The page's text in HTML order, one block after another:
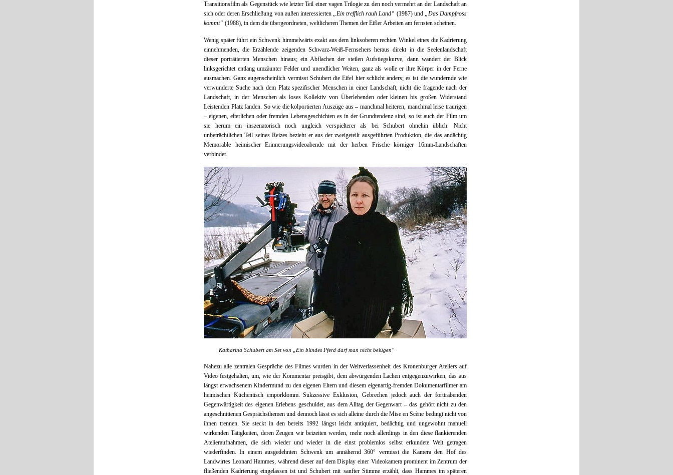
Transitionsfilm als Gegenstück wie letzter Teil einer vagen Trilogie zu den noch vermehrt an der Landschaft an
sich oder deren Erschließung von außen interessierten „Ein trefflich rauh Land“ (1987) und „Das Dampfross
kommt“ (1988), in dem die übergeordneten, weltlicheren Themen der Eifler Arbeiten am fernsten scheinen.
Wenig später führt ein Schwenk himmelwärts exakt aus dem linksoberen rechten Winkel eines die Kadrierung
einnehmenden, die Erzählende zeigenden Schwarz-Weiß-Fernsehers heraus direkt in die Seelenlandschaft
dieser porträtierten Menschen hinaus; ein Abflachen der steilen Aufstiegskurve, dann wandert der Blick
linksgerichtet entlang umzäunter Felder und unendlicher Weiten, ganz als wolle er ihre Körper in der Ferne
ausmachen. Ganz augenscheinlich vermisst Schubert die Eifel hier schlicht anders; es ist die wundernde wie
verwunderte Suche nach dem Platz spezifischer Menschen in einer Landschaft, nicht die fragende nach der
Landschaft, in der Menschen als loses Kollektiv von Überlebenden oder kleinen bis großen Widerstand
Leistenden Platz fanden. So wie die kolportierten Auszüge aus – manchmal heiteren, manchmal leise traurigen
– eigenen, elterlichen oder fremden Lebensgeschichten es in der Grundtendenz sind, so ist auch der Film um
sie herum ein inszenatorisch noch ungleich verspielterer als bei Schubert ohnehin üblich. Nicht
unbeträchtlichen Teil seines Reizes bezieht er aus der zweigeteilt ausgeführten Produktion, die das andächtig
Memorable heimischer Erinnerungsvideoabende mit der herben Frische körniger 16mm-Landschaften
verbindet.
Katharina Schubert am Set von „Ein blindes Pferd darf man nicht belügen“
Nahezu alle zentralen Gespräche des Filmes wurden in der Weltverlassenheit des Kronenburger Ateliers auf
Video festgehalten, um, wie der Kommentar preisgibt, dem abwürgenden Lachen entgegenzuwirken, das aus
längst erwachsenem Kindermund zu den eigenen Eltern und diesem eigenartig-fremden Dokumentarfilmer am
heimischen Küchentisch emporklomm. Sukzessive Exklusion, Gebrechen jedoch auch der forttrabenden
Gegenwärtigkeit des eigenen Erlebens geschuldet, aus dem Alltag der Gegenwart – das gehört nicht zu den
angeschnittenen Gesprächsthemen und dennoch lässt es sich alleine durch die Mise en Scène bedingt nicht von
ihnen trennen. Sie steckt in den bereits 1992 längst leicht antiquiert, bedächtig und ungewohnt manuell
wirkenden Tätigkeiten, deren Zeugen wir beizeiten werden, mehr noch allerdings in den diese flankierenden
Atelieraufnahmen, die sich wieder und wieder in die einst problemlos selbst erkundete Welt getragen
wiederfinden. In einem ausgedehnten Schwenk um annähernd 360° vermisst die Kamera den Hof des
Landwirtes Leonard Hammes, während dieser auf dem Display einer Videokamera prominent im Zentrum der
fließenden Kadrierung eingelassen ist und Schubert mit sanfter Stimme erzählt, dass Hammes im späteren